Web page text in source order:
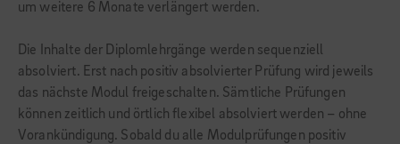
um weitere 6 Monate verlängert werden.
Die Inhalte der Diplomlehrgänge werden sequenziell
absolviert. Erst nach positiv absolvierter Prüfung wird jeweils
das nächste Modul freigeschalten. Sämtliche Prüfungen
können zeitlich und örtlich flexibel absolviert werden – ohne
Vorankündigung. Sobald du alle Modulprüfungen positiv